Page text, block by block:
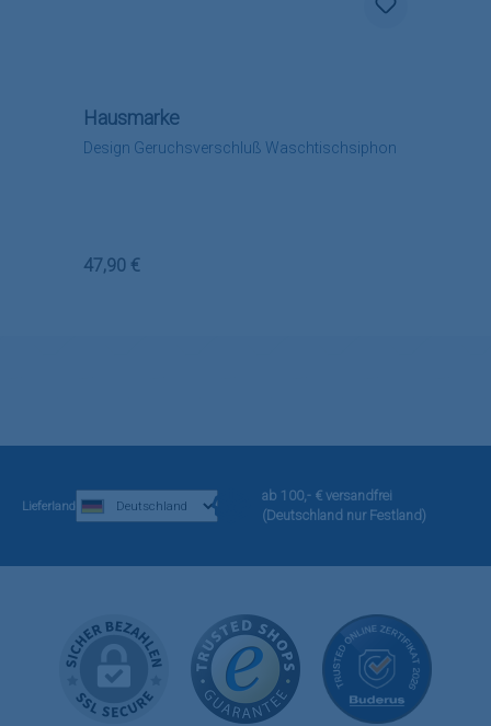
Design Geruchsverschluß Waschtischsiphon
Hausmarke
Regulärer Preis:
47,90 €
Lieferland
ab 100,- € versandfrei
(Deutschland nur Festland)